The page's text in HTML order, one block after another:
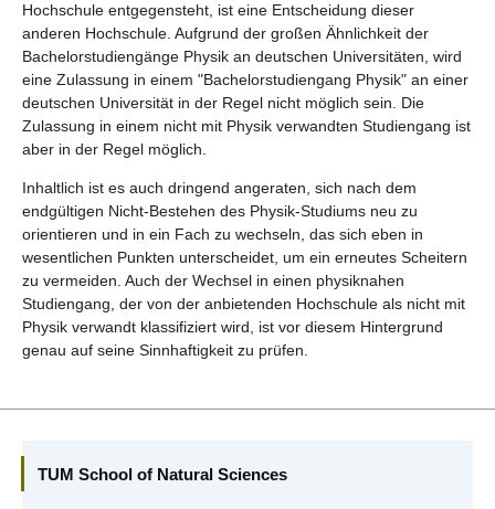
Hochschule entgegensteht, ist eine Entscheidung dieser
anderen Hochschule. Aufgrund der großen Ähnlichkeit der
Bachelorstudiengänge Physik an deutschen Universitäten, wird
eine Zulassung in einem "Bachelorstudiengang Physik" an einer
deutschen Universität in der Regel nicht möglich sein. Die
Zulassung in einem nicht mit Physik verwandten Studiengang ist
aber in der Regel möglich.
Inhaltlich ist es auch dringend angeraten, sich nach dem
endgültigen Nicht-Bestehen des Physik-Studiums neu zu
orientieren und in ein Fach zu wechseln, das sich eben in
wesentlichen Punkten unterscheidet, um ein erneutes Scheitern
zu vermeiden. Auch der Wechsel in einen physiknahen
Studiengang, der von der anbietenden Hochschule als nicht mit
Physik verwandt klassifiziert wird, ist vor diesem Hintergrund
genau auf seine Sinnhaftigkeit zu prüfen.
TUM School of Natural Sciences